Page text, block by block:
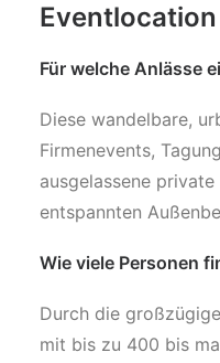
Für welche Anlässe
Diese wandelbare,
Firmenevents,
ausgelassene
entspannten
Wie viele Personen
Durch die
mit bis zu 400 bis